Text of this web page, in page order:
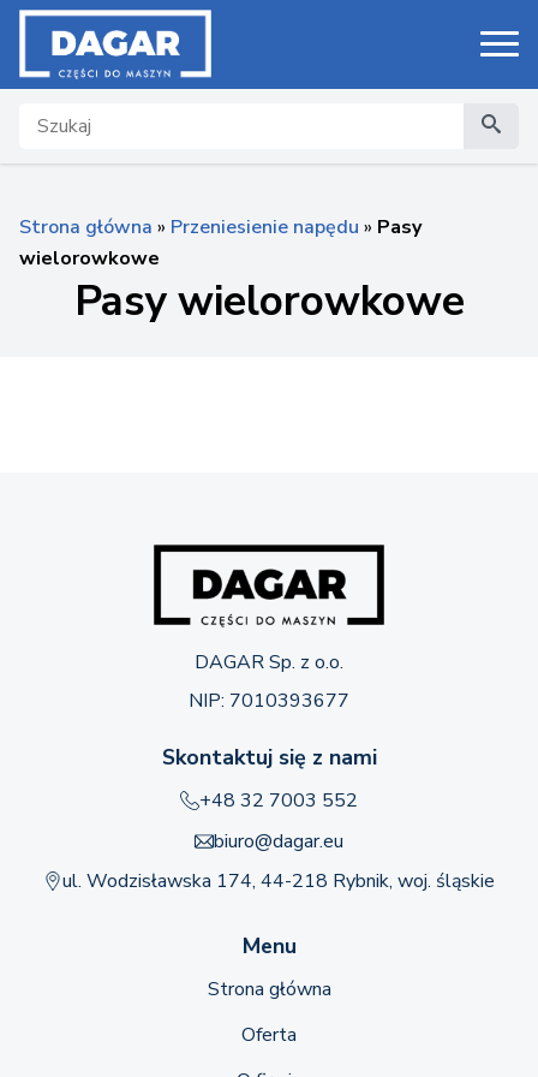
Search
Strona główna » Przeniesienie napędu » Pasy
wielorowkowe
Pasy wielorowkowe
DAGAR Sp. z o.o.
NIP: 7010393677
Skontaktuj się z nami
+48 32 7003 552
biuro@dagar.eu
ul. Wodzisławska 174, 44-218 Rybnik, woj. śląskie
Menu
Strona główna
Oferta